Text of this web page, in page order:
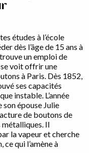
études à l’école
dès l’âge de 15 ans à
un emploi de
voit offrir une
à Paris. Dès 1852,
ses capacités
instable. L’année
son épouse Julie
de boutons de
Il
la vapeur et cherche
qui l’amène à